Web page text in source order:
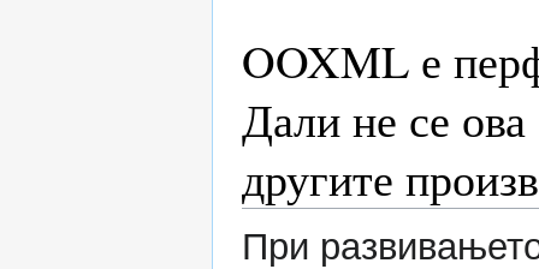
OOXML е
Дали не се
другите
При